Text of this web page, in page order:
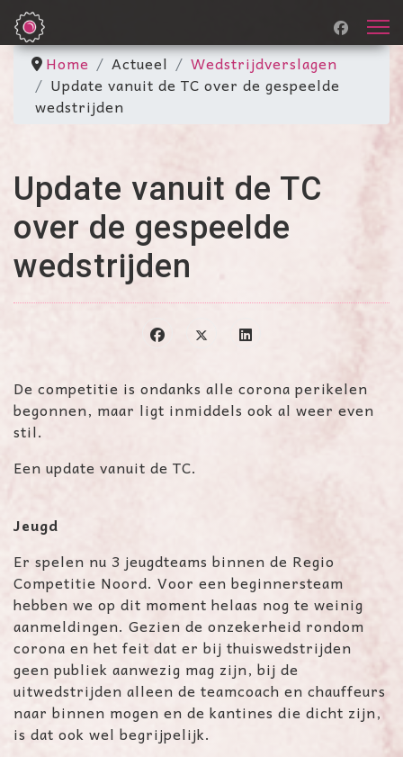
Home Actueel
Wedstrijdverslagen
Update vanuit de TC over de gespeelde
wedstrijden
Update vanuit de TC
over de gespeelde
wedstrijden
De competitie is ondanks alle corona perikelen
begonnen, maar ligt inmiddels ook al weer even
stil.
Een update vanuit de TC.
Jeugd
Er spelen nu 3 jeugdteams binnen de Regio
Competitie Noord. Voor een beginnersteam
hebben we op dit moment helaas nog te weinig
aanmeldingen. Gezien de onzekerheid rondom
corona en het feit dat er bij thuiswedstrijden
geen publiek aanwezig mag zijn, bij de
uitwedstrijden alleen de teamcoach en chauffeurs
naar binnen mogen en de kantines die dicht zijn,
is dat ook wel begrijpelijk.